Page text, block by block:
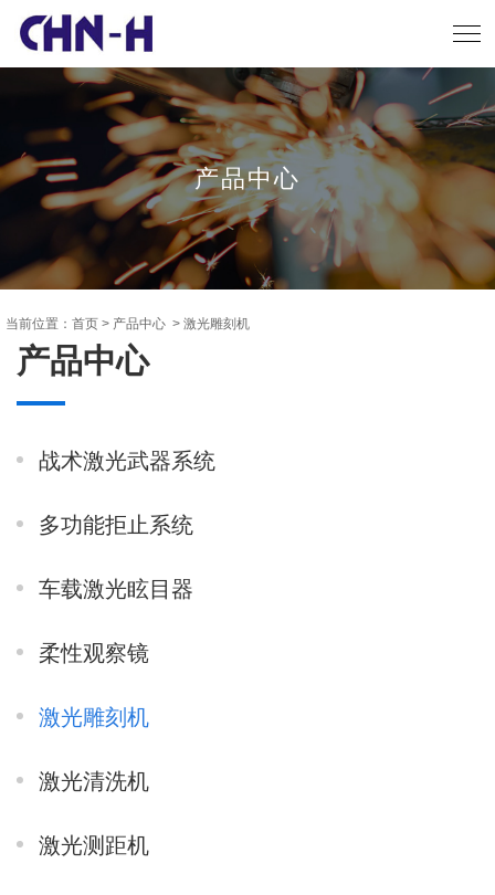
产品中心
当前位置： 首页 > 产品中心 > 激光雕刻机
产品中心
战术激光武器系统
多功能拒止系统
车载激光眩目器
柔性观察镜
激光雕刻机
激光清洗机
激光测距机